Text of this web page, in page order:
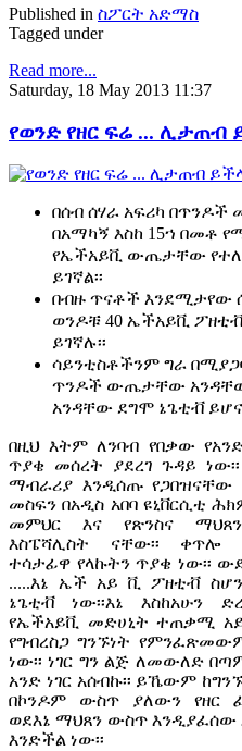
Published in ስፖርት አድማስ
Tagged under
Read more...
Saturday, 18 May 2013 11:37
የወንድ የዘር ፍሬ ... ሊታጠብ
በሰብ ሰሃራ አፍሪካ በጥንዶች
በአማካኝ እስከ 15ኀ በመቶ
የኤችአይቪ ውጤታቸው
ይገኛል፡፡
በብዙ ጥናቶች እንደሚታየው
ወንዶቹ 40 ኤችአይቪ
ይገኛሉ፡፡
ሳይንቲስቶችንም ግራ
ጥንዶች ውጤታቸው
አንዳቸው ደግሞ ኔጌቲቭ
በዚህ እትም ለንባብ የበቃው
ጥያቄ መሰረት ያደረገ ጉዳይ
ማብራሪያ እንዲሰጡ የጋበዝናቸው
መስፍን በአዲስ አበባ ዩኒቨርሲቲ
መምህር እና የጽንስና
እስፔሻሊስት ናቸው፡፡ ቀጥሎ
ተሳታፊዋ የላኩትን ጥያቄ ነው፡፡
.....እኔ ኤች አይ ቪ ፖዘቲቭ
ኔጌቲቭ ነው፡፡እኔ እስከአሁን
የኤችአይቪ መድሀኒት ተጠቃሚ
የግብረስጋ ግንኙነት
ነው፡፡ ነገር ግን ልጅ ለመውለድ
አንድ ነገር አሰብኩ፡፡ ይኼውም
በኮንዶም ውስጥ ያለውን የዘር
ወደእኔ ማህጸን ውስጥ እንዲያፈሰው
እንድችል ነው፡፡